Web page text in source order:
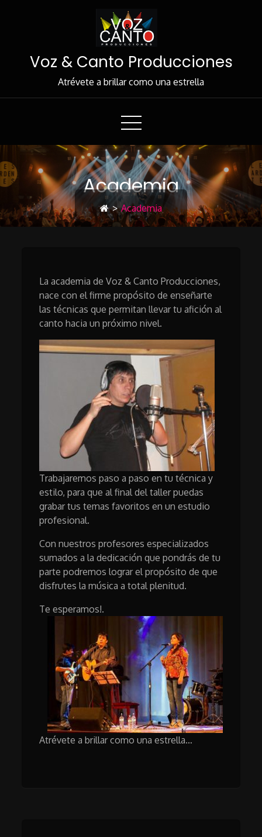
Voz & Canto Producciones
Atrévete a brillar como una estrella
Academia
> Academia
La academia de Voz & Canto Producciones,
nace con el firme propósito de enseñarte
las técnicas que permitan llevar tu afición al
canto hacia un próximo nivel.
Trabajaremos paso a paso en tu técnica y
estilo, para que al final del taller puedas
grabar tus temas favoritos en un estudio
profesional.
Con nuestros profesores especializados
sumados a la dedicación que pondrás de tu
parte podremos lograr el propósito de que
disfrutes la música a total plenitud.
Te esperamos!.
Atrévete a brillar como una estrella…